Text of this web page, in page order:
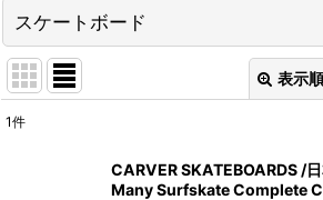
スケートボード
表示
1件
CARVER SKATEBOARDS /
Many Surfskate Complete